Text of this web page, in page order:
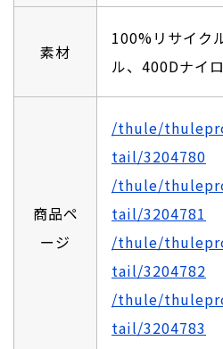
素材
100%リサイク
ル、400Dナイ
商品ペ
ージ
/thule/
tail/3204780
/thule/
tail/3204781
/thule/
tail/3204782
/thule/
tail/3204783